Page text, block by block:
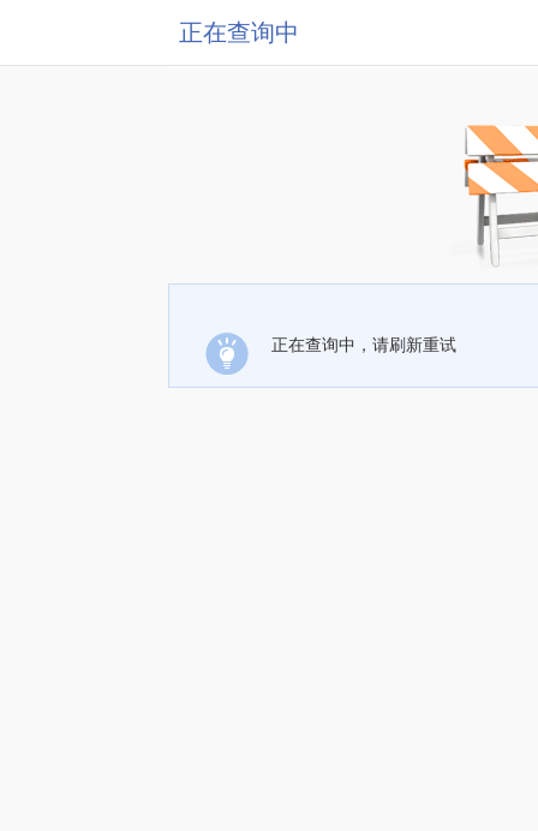
正在查询中
正在查询中，请刷新重试